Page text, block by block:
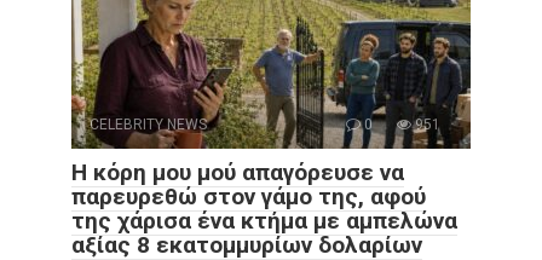
CELEBRITY NEWS 0 951
Η κόρη μου μού απαγόρευσε να
παρευρεθώ στον γάμο της, αφού
της χάρισα ένα κτήμα με αμπελώνα
αξίας 8 εκατομμυρίων δολαρίων